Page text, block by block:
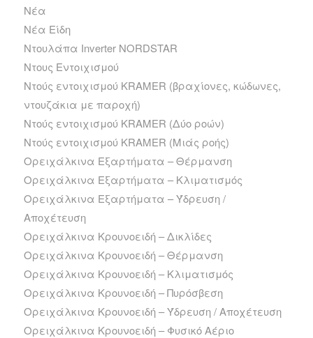
Νέα
Νέα Είδη
Ντουλάπα Inverter NORDSTAR
Ντους Εντοιχισμού
Ντούς εντοιχισμού KRAMER (βραχίονες, κώδωνες,
ντουζάκια με παροχή)
Ντούς εντοιχισμού KRAMER (Δύο ροών)
Ντούς εντοιχισμού KRAMER (Μιάς ροής)
Ορειχάλκινα Εξαρτήματα – Θέρμανση
Ορειχάλκινα Εξαρτήματα – Κλιματισμός
Ορειχάλκινα Εξαρτήματα – Ύδρευση /
Αποχέτευση
Ορειχάλκινα Κρουνοειδή – Δικλίδες
Ορειχάλκινα Κρουνοειδή – Θέρμανση
Ορειχάλκινα Κρουνοειδή – Κλιματισμός
Ορειχάλκινα Κρουνοειδή – Πυρόσβεση
Ορειχάλκινα Κρουνοειδή – Ύδρευση / Αποχέτευση
Ορειχάλκινα Κρουνοειδή – Φυσικό Αέριο